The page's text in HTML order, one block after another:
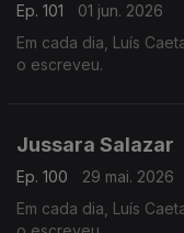
Ep. 101
01 jun. 2026
Em cada dia, Luís
o escreveu.
Jussara Salazar
Ep. 100
29 mai. 2026
Em cada dia, Luís